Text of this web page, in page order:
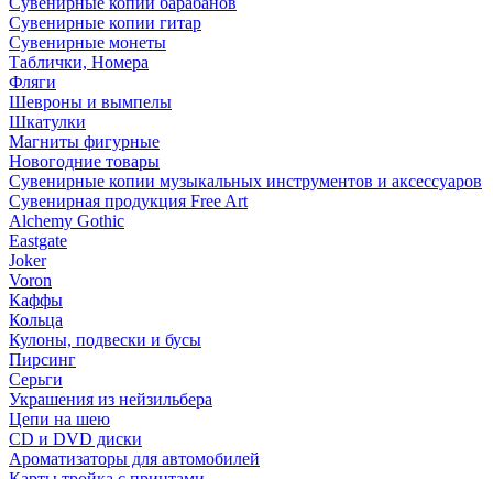
Сувенирные копии гитар
Сувенирные монеты
Таблички, Номера
Фляги
Шевроны и вымпелы
Шкатулки
Магниты фигурные
Новогодние товары
Сувенирные копии музыкальных инструментов и аксессуаров
Сувенирная продукция Free Art
Alchemy Gothic
Eastgate
Joker
Voron
Каффы
Кольца
Кулоны, подвески и бусы
Пирсинг
Серьги
Украшения из нейзильбера
Цепи на шею
CD и DVD диски
Ароматизаторы для автомобилей